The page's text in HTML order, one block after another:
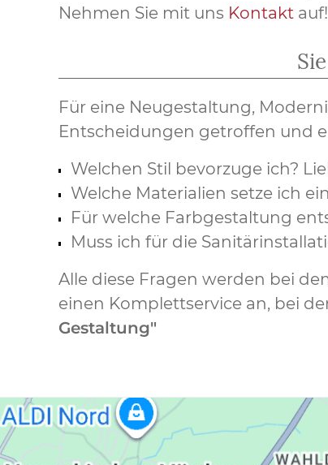
Nehmen Sie mit uns Kontakt auf!
Für eine Neugestaltung,
Entscheidungen getroffen und
Welchen Stil bevorzuge ich?
Welche Materialien setze ich
Für welche Farbgestaltung
Muss ich für die
Alle diese Fragen werden bei
einen Komplettservice an, bei
Gestaltung"